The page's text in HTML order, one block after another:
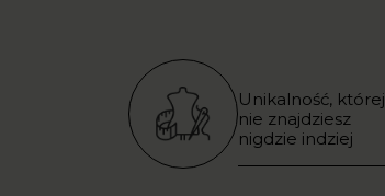
Unikalność, której
nie znajdziesz
nigdzie indziej